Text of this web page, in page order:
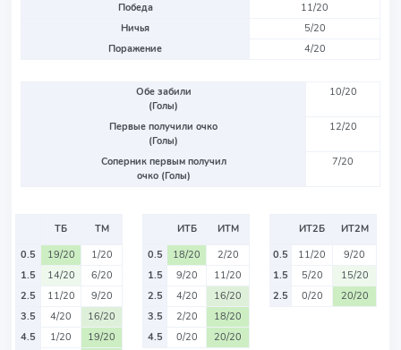
Победа
11/20
Ничья
5/20
Поражение
4/20
Обе забили
(Голы)
10/20
Первые получили очко
(Голы)
12/20
Соперник первым получил
очко (Голы)
7/20
ТБ
ТМ
0.5
19/20
1/20
1.5
14/20
6/20
2.5
11/20
9/20
3.5
4/20
16/20
4.5
1/20
19/20
ИТБ
ИТМ
0.5
18/20
2/20
1.5
9/20
11/20
2.5
4/20
16/20
3.5
2/20
18/20
4.5
0/20 20/20
ИТ2Б
ИТ2М
0.5
11/20
9/20
1.5
5/20
15/20
2.5
0/20 20/20